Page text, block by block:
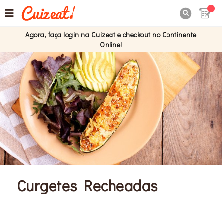

Agora, faça login na Cuizeat e checkout no Continente
Online!
Curgetes Recheadas